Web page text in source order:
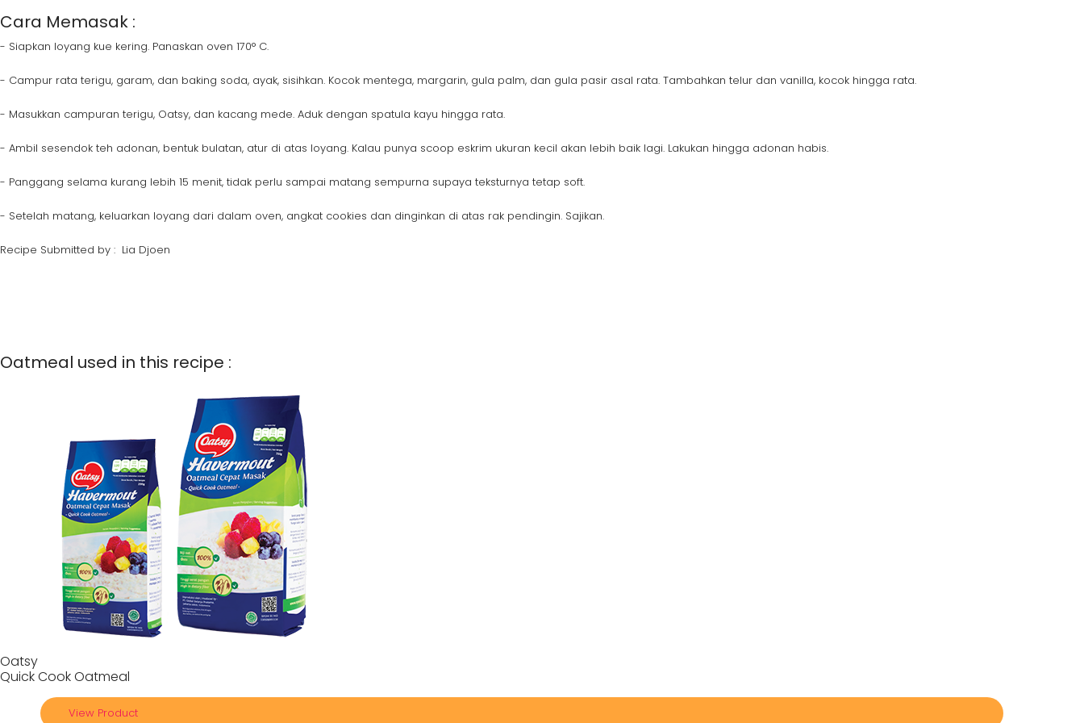
Cara Memasak :
- Siapkan loyang kue kering. Panaskan oven 170° C.
- Campur rata terigu, garam, dan baking soda, ayak, sisihkan. Kocok mentega, margarin, gula palm, dan gula pasir asal rata. Tambahkan telur dan vanilla, kocok hingga rata.
- Masukkan campuran terigu, Oatsy, dan kacang mede. Aduk dengan spatula kayu hingga rata.
- Ambil sesendok teh adonan, bentuk bulatan, atur di atas loyang. Kalau punya scoop eskrim ukuran kecil akan lebih baik lagi. Lakukan hingga adonan habis.
- Panggang selama kurang lebih 15 menit, tidak perlu sampai matang sempurna supaya teksturnya tetap soft.
- Setelah matang, keluarkan loyang dari dalam oven, angkat cookies dan dinginkan di atas rak pendingin. Sajikan.
Recipe Submitted by : Lia Djoen
Oatmeal used in this recipe :
Oatsy
Quick Cook Oatmeal
View Product